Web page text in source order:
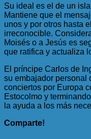
Su ideal es el de un
Mantiene que el
unos y por otros hasta
irreconocible.
Moisés o a Jesús es
que ratifica y actualiza
El príncipe Carlos de
su embajador personal
conciertos por Europa
Estocolmo y
la ayuda a los más
Comparte!